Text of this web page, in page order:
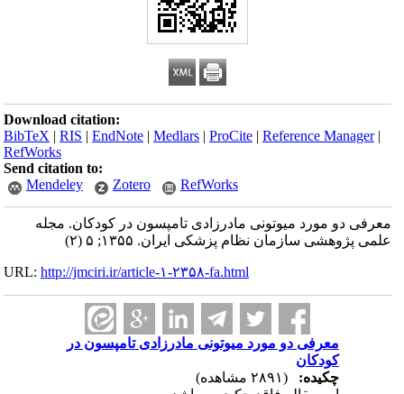
Download citation:
BibTeX |RIS |EndNote |Medlars |ProCite |Reference Manager
RefWorks
Send citation to:
Mendeley
Zotero RefWorks
معرفی دو مورد میوتونی مادرزادی تامپسون در کودکان. مجله
علمی پژوهشی سازمان نظام پزشکی ایران. ۱۳۵۵; ۵ (۲)
URL:http://jmciri.ir/article-۱-۲۳۵۸-fa.html
معرفی دو مورد میوتونی مادرزادی تامپسون در
کودکان
چکیده: